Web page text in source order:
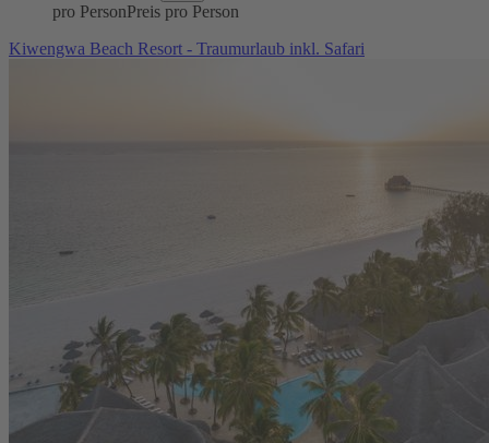
pro PersonPreis pro Person
Kiwengwa Beach Resort - Traumurlaub inkl. Safari